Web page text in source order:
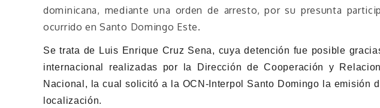
dominicana, mediante una orden de arresto, por su presunta
ocurrido en Santo Domingo Este.
Se trata de Luis Enrique Cruz Sena, cuya detención fue posible
internacional realizadas por la Dirección de Cooperación y
Nacional, la cual solicitó a la OCN-Interpol Santo Domingo la emisión
localización.